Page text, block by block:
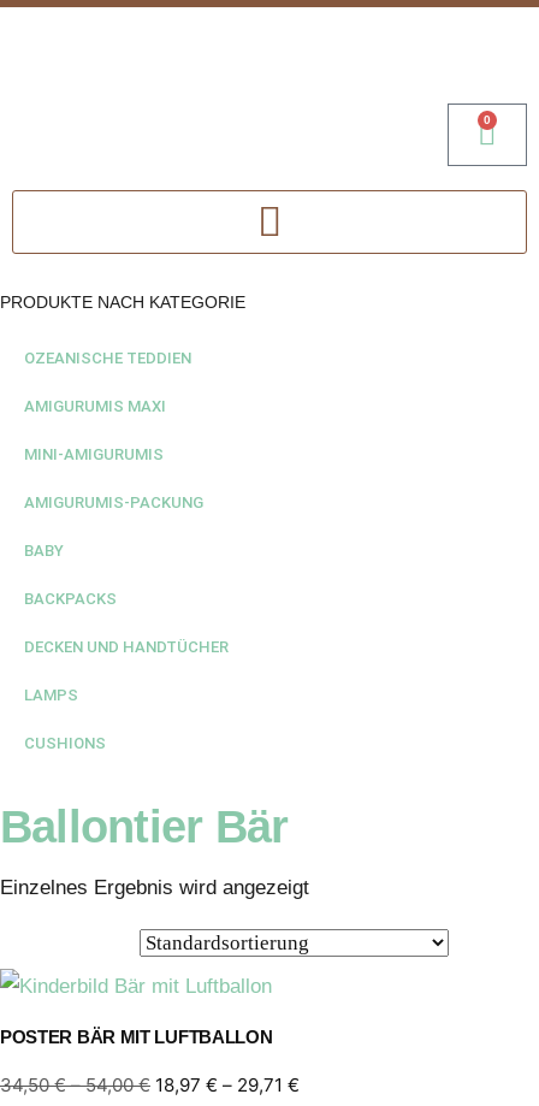
0
PRODUKTE NACH KATEGORIE
OZEANISCHE TEDDIEN
AMIGURUMIS MAXI
MINI-AMIGURUMIS
AMIGURUMIS-PACKUNG
BABY
BACKPACKS
DECKEN UND HANDTÜCHER
LAMPS
CUSHIONS
Ballontier Bär
Einzelnes Ergebnis wird angezeigt
POSTER BÄR MIT LUFTBALLON
34,50€ –54,00€ 18,97 € – 29,71 €